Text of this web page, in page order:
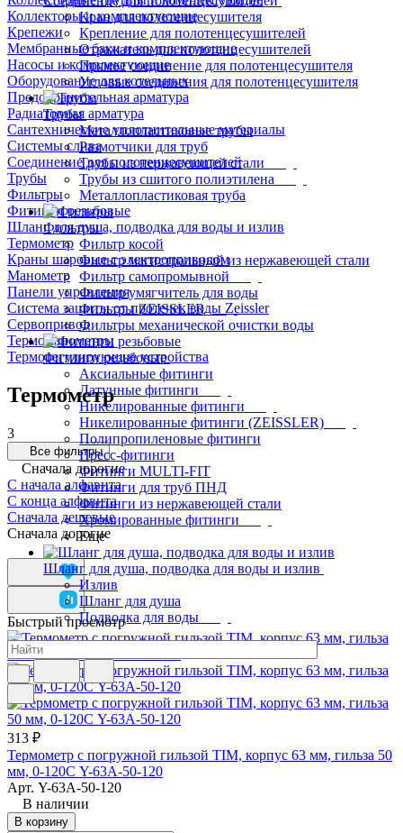
Кран для полотенцесушителя
Крепление для полотенцесушителей
Отражатель для полотенцесушителей
Прямое соединение для полотенцесушителя
Угловые соединения для полотенцесушителя
Трубы
Металлопластиковые трубы
Размотчики для труб
Трубы из нержавеющей стали
Трубы из сшитого полиэтилена
Металлопластиковая труба
Фильтры
Фильтр косой
Фильтр магистральный из нержавеющей стали
Фильтр самопромывной
Фильтр умягчитель для воды
Фильтры ZEISSLER
Фильтры механической очистки воды
Фитинги резьбовые
Аксиальные фитинги
Латунные фитинги
Никелированные фитинги
Никелированные фитинги (ZEISSLER)
Полипропиленовые фитинги
Пресс-фитинги
Фитинги MULTI-FIT
Фитинги для труб ПНД
Фитинги из нержавеющей стали
Хромированные фитинги
Еще
Шланг для душа, подводка для воды и излив
Излив
Шланг для душа
Подводка для воды
Коллекторы и комплектующие
Крепежи
Мембранные баки и комплектующие
Насосы и комплектующие
Оборудование для котельных
Предохранительная арматура
Радиаторная арматура
Сантехнические уплотнительные материалы
Системы слива
Соединение для полотенцесушителей
Трубы
Фильтры
Фитинги резьбовые
Шланг для душа, подводка для воды и излив
Термометр
Краны шаровые с электроприводом
Манометр
Панели управления
Система защиты от протечек воды Zeissler
Сервопривод
Термоманометры
Терморегулирующие устройства
Термометр
3
Все фильтры
Сначала дорогие
С начала алфавита
С конца алфавита
Сначала дешевые
Сначала дорогие
Быстрый просмотр
313 ₽
Термометр с погружной гильзой TIM, корпус 63 мм, гильза 50
мм, 0-120С Y-63A-50-120
Арт. Y-63A-50-120
В наличии
В корзину